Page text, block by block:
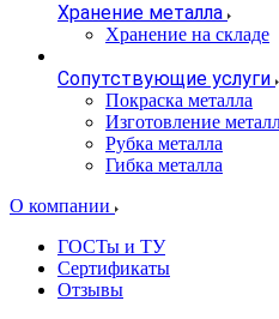
Хранение металла
Хранение на складе
Сопутствующие услуги
Покраска металла
Изготовление
Рубка металла
Гибка металла
О компании
ГОСТы и ТУ
Сертификаты
Отзывы